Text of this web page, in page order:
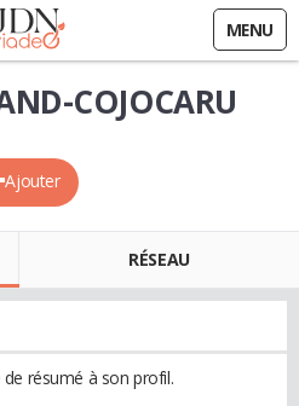
MENU
Ajouter
COJOCARU
RÉSEAU
résumé à son profil.